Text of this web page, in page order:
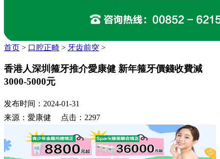
首页 > 口腔正畸 > 牙齿前突 >
香港人深圳箍牙推介愛康健 新年箍牙價錢收費減
3000-5000元
发布时间：2024-01-31
来源：愛康健 点击：2297